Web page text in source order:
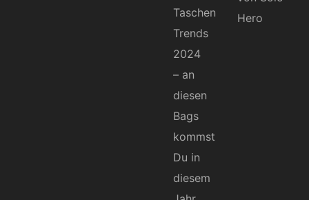
Taschen
Trends
2024
– an
diesen
Bags
kommst
Du in
diesem